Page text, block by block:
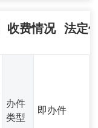
收费情况 法定
办件
类型
即办件